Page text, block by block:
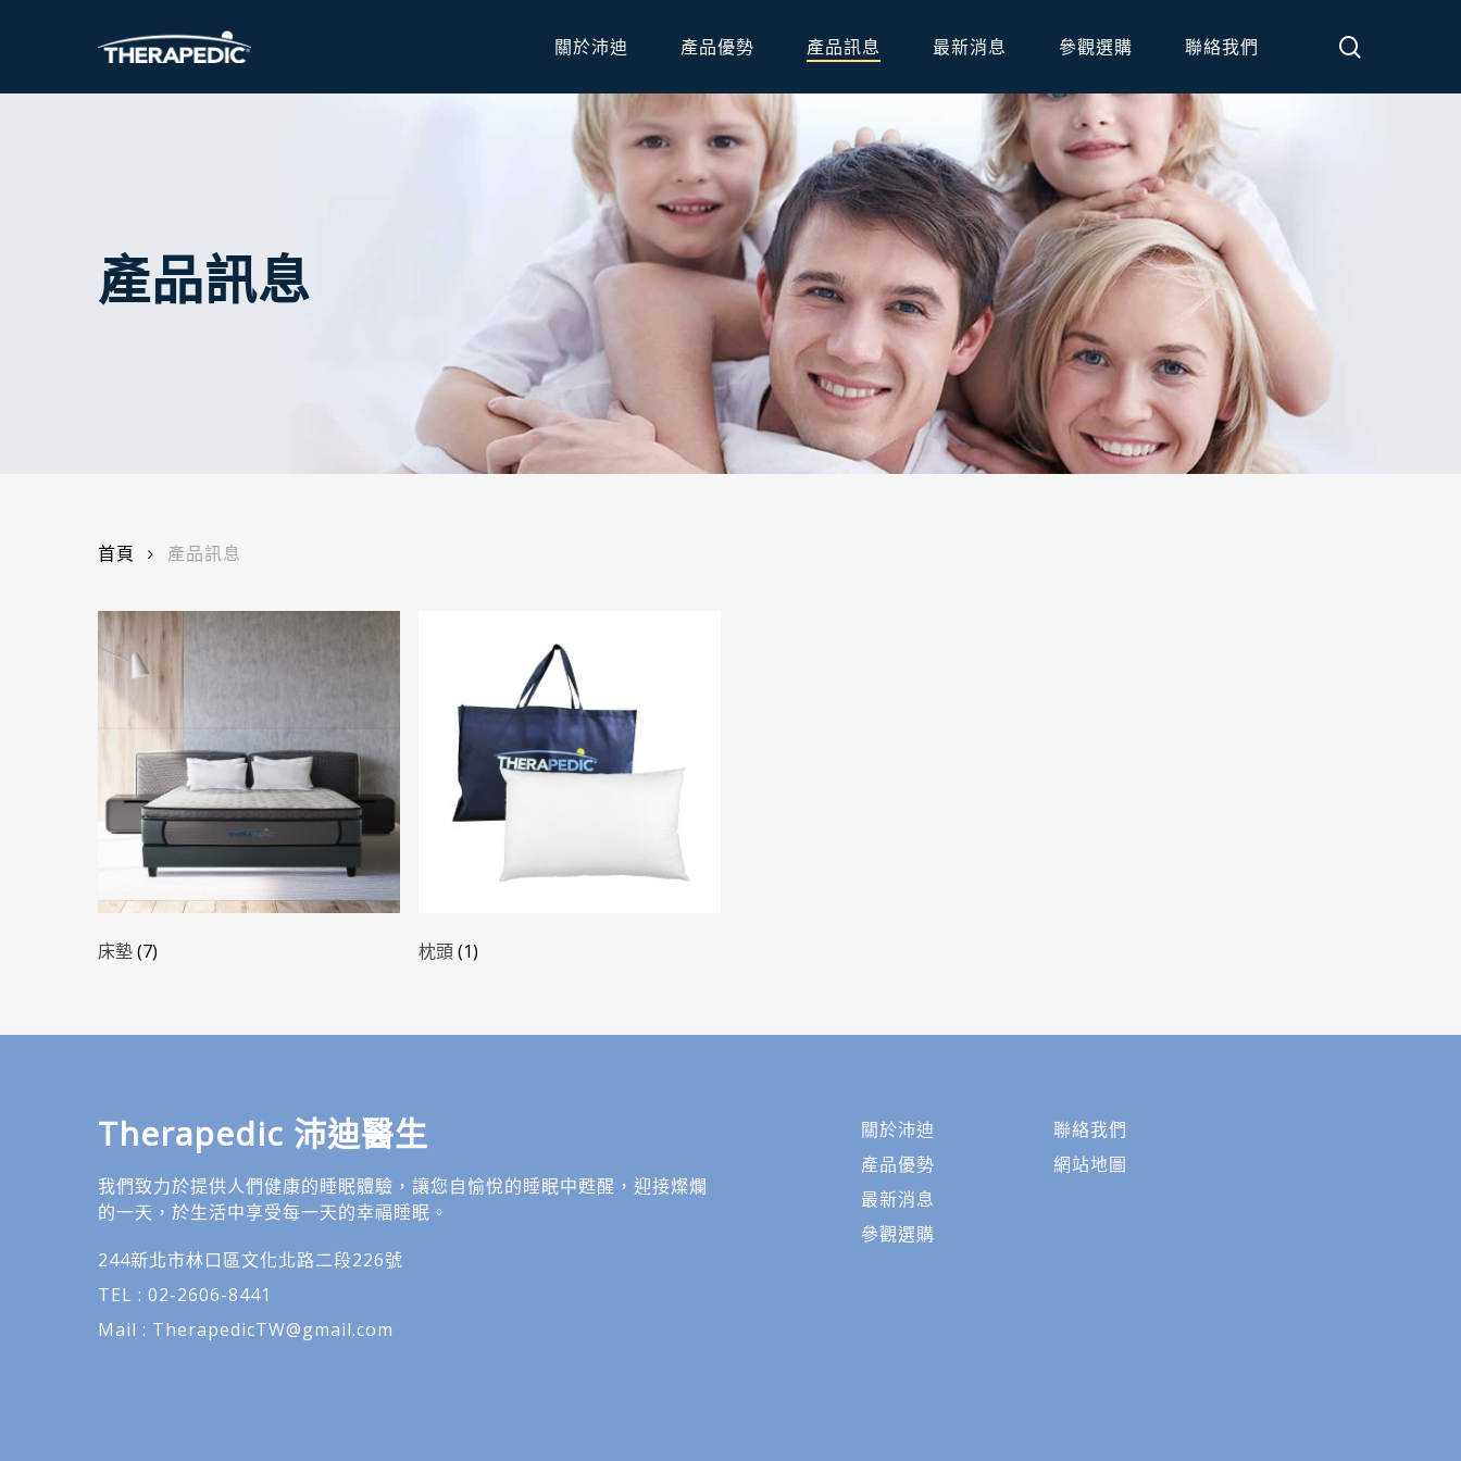
content
關於沛迪 產品優勢 產品訊息 最新消息 參觀選購 聯絡我們
產品訊息
首頁 產品訊息
床墊(7) 枕頭(1)
Therapedic 沛迪醫生
我們致力於提供人們健康的睡眠體驗，讓您自愉悅的睡眠中甦醒，迎接燦爛
的一天，於生活中享受每一天的幸福睡眠。
244新北市林口區文化北路二段226號
TEL : 02-2606-8441
Mail : TherapedicTW@gmail.com
關於沛迪
產品優勢
最新消息
參觀選購
聯絡我們
網站地圖